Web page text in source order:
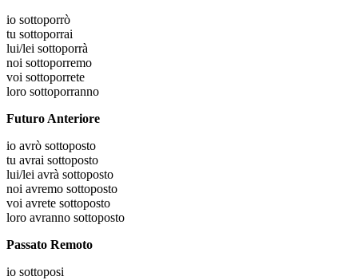
io sottoporrò
tu sottoporrai
lui/lei sottoporrà
noi sottoporremo
voi sottoporrete
loro sottoporranno
Futuro Anteriore
io avrò sottoposto
tu avrai sottoposto
lui/lei avrà sottoposto
noi avremo sottoposto
voi avrete sottoposto
loro avranno sottoposto
Passato Remoto
io sottoposi